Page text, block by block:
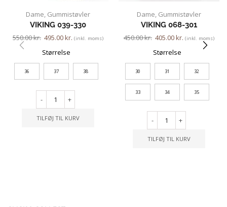
Dame, Gummistøvler
VIKING 039-330
550.00kr. 495.00kr. (inkl. moms)
Størrelse
36 37 38
- +
TILFØJ TIL KURV
Dame, Gummistøvler
VIKING 068-301
450.00kr. 405.00kr. (inkl. moms)
Størrelse
30 31 32
33 34 35
- +
TILFØJ TIL KURV